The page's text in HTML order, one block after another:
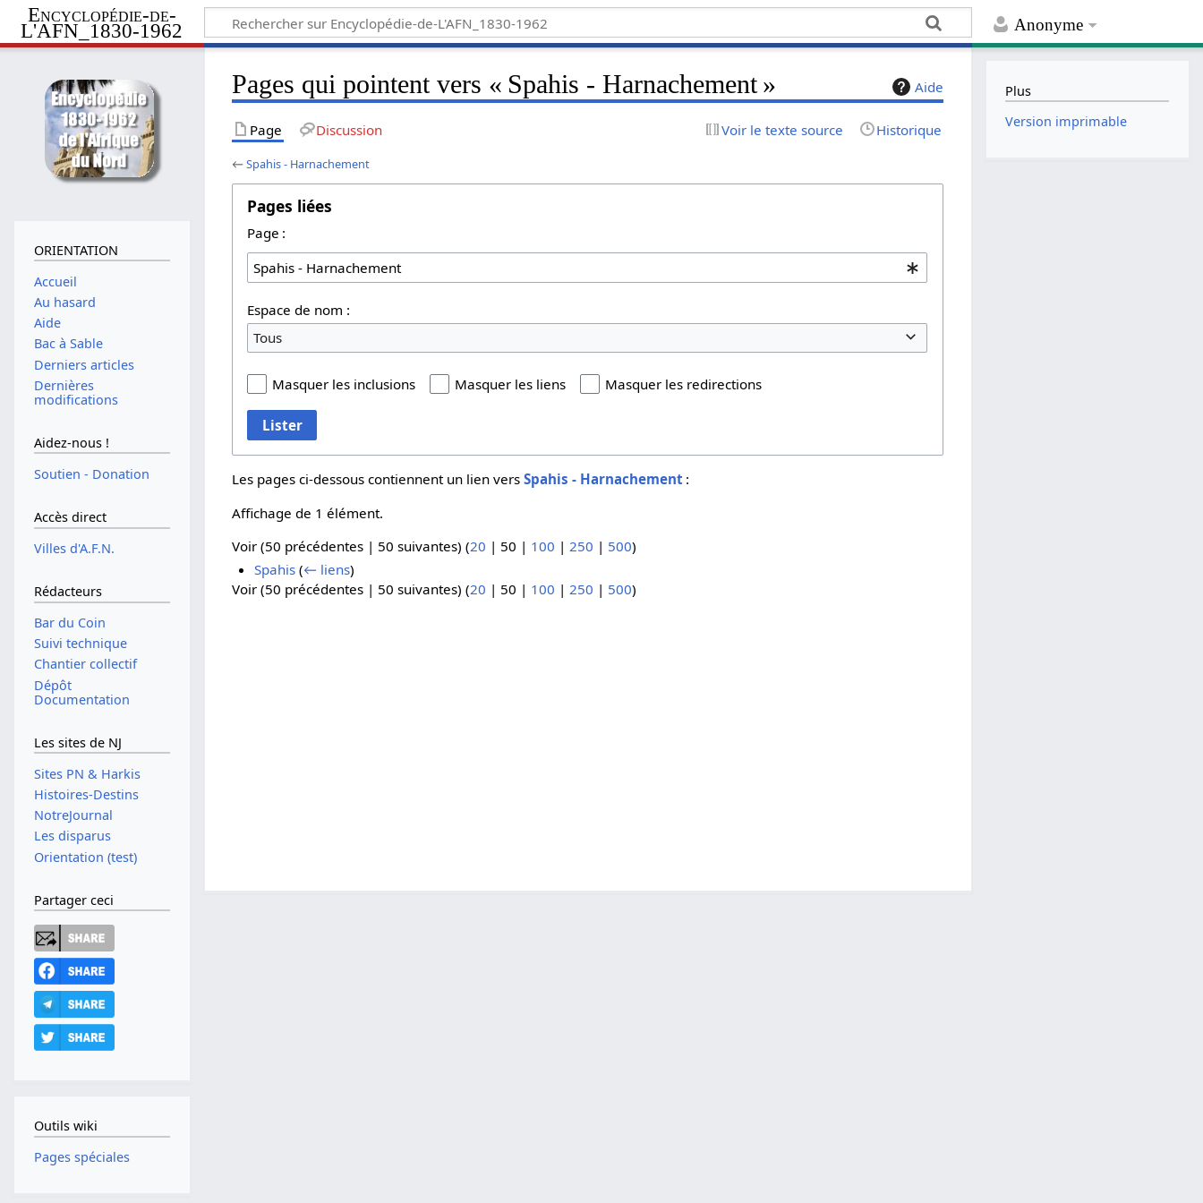
Anonyme
Encyclopédie-de-
L'AFN_1830-1962
Aide
Pages qui pointent vers « Spahis - Harnachement »
Page Discussion Voir le texte source Historique
←Spahis - Harnachement
Pages liées
Page :
Espace de nom :
Tous
Masquer les inclusions Masquer les liens Masquer les redirections
Lister
Les pages ci-dessous contiennent un lien versSpahis - Harnachement :
Affichage de 1 élément.
Voir (50 précédentes | 50 suivantes) (20 | 50 | 100 | 250 | 500)
Spahis (← liens)
Voir (50 précédentes | 50 suivantes) (20 | 50 | 100 |250 | 500)
ORIENTATION
Accueil
Au hasard
Aide
Bac à Sable
Derniers articles
Dernières
modifications
Aidez-nous !
Soutien - Donation
Accès direct
Villes d'A.F.N.
Rédacteurs
Bar du Coin
Suivi technique
Chantier collectif
Dépôt
Documentation
Les sites de NJ
Sites PN & Harkis
Histoires-Destins
NotreJournal
Les disparus
Orientation (test)
Partager ceci
Outils wiki
Pages spéciales
Plus
Version imprimable